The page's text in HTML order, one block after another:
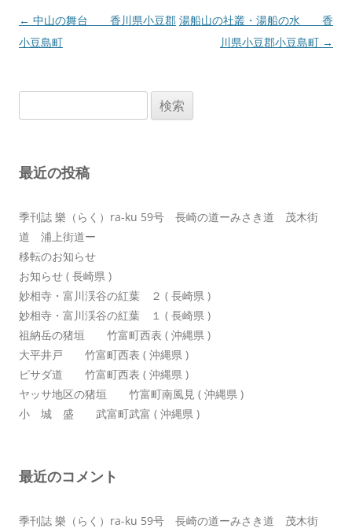
投
稿
ョ
← 中山の舞台 香川県小豆郡
小豆島町
湯船山の社叢・湯船の水 香
川県小豆郡小豆島町 →
索:
最近の投稿
季刊誌 樂（らく）ra-ku 59号 長崎の道ーみさき道 茂木街
道 浦上街道ー
移転のお知らせ
お知らせ ( 長崎県 )
妙相寺・富川渓谷の紅葉 ２ ( 長崎県 )
妙相寺・富川渓谷の紅葉 １ ( 長崎県 )
祖納岳の猪垣 竹富町西表 ( 沖縄県 )
大平井戸 竹富町西表 ( 沖縄県 )
ピサダ道 竹富町西表 ( 沖縄県 )
ヤッサ地区の猪垣 竹富町南風見 ( 沖縄県 )
小 城 盛 武富町武富 ( 沖縄県 )
最近のコメント
季刊誌 樂（らく）ra-ku 59号 長崎の道ーみさき道 茂木街